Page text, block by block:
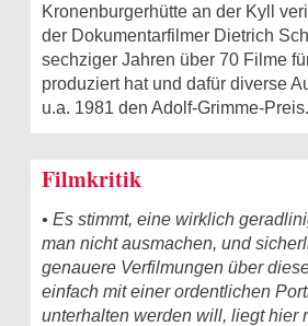
Kronenburgerhütte an der Kyll
der Dokumentarfilmer Dietrich
sechziger Jahren über 70 Filme
produziert hat und dafür diverse
u.a. 1981 den Adolf-Grimme-Preis.
Filmkritik
• Es stimmt, eine wirklich
man nicht ausmachen, und
genauere Verfilmungen über
einfach mit einer ordentlichen
unterhalten werden will, liegt hier